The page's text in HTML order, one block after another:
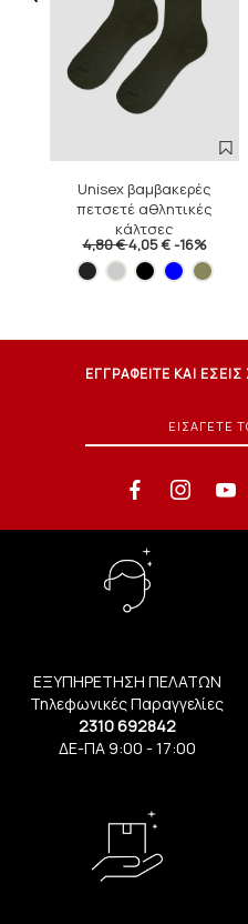
Unisex βαμβακερές
πετσετέ αθλητικές
κάλτσες
4,80 €4,05 €-16%
ΕΓΓΡΑΦΕΙΤΕ ΚΑΙ
ΕΞΥΠΗΡΕΤΗΣΗ ΠΕΛΑΤΩΝ
Τηλεφωνικές Παραγγελίες
2310 692842
ΔΕ-ΠΑ 9:00 - 17:00